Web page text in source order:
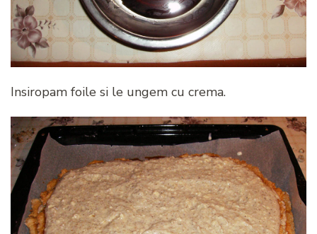
Insiropam foile si le ungem cu crema.